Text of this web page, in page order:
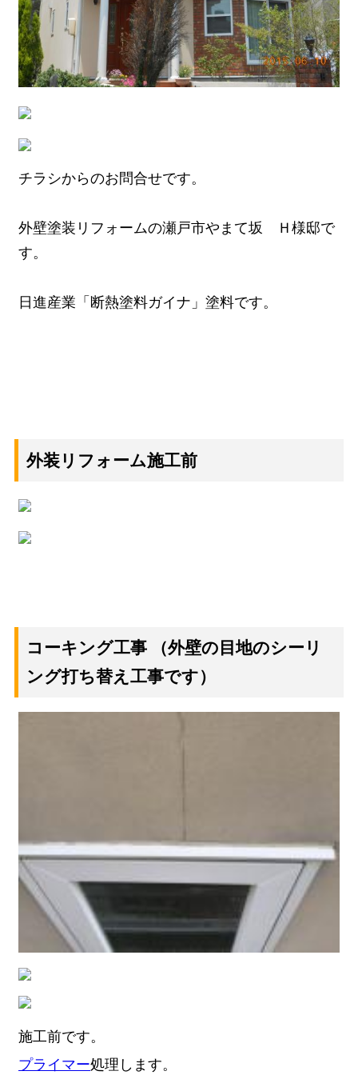
チラシからのお問合せです。
外壁塗装リフォームの瀬戸市やまて坂 Ｈ様邸で
す。
日進産業「断熱塗料ガイナ」塗料です。
外装リフォーム施工前
コーキング工事 （外壁の目地のシーリ
ング打ち替え工事です）
施工前です。
プライマー処理します。